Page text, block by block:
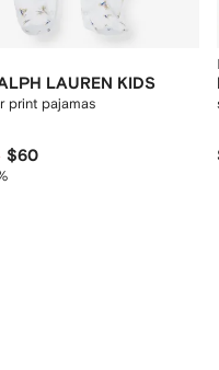
LAUREN KIDS
print pajamas
$60